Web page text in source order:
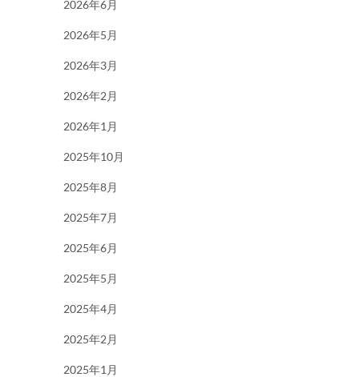
2026年6月
2026年5月
2026年3月
2026年2月
2026年1月
2025年10月
2025年8月
2025年7月
2025年6月
2025年5月
2025年4月
2025年2月
2025年1月